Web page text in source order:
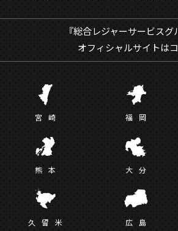
『総合レジャーサービスグ
オフィシャルサイトは
宮 崎 福 岡
熊 本 大 分
久留 米 広 島